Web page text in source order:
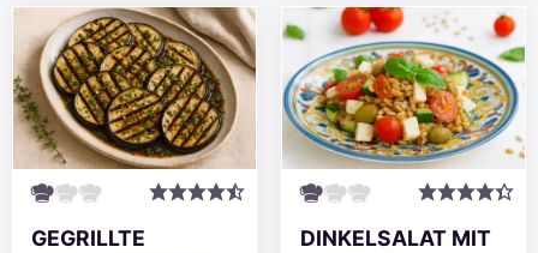
GEGRILLTE
DINKELSALAT MIT